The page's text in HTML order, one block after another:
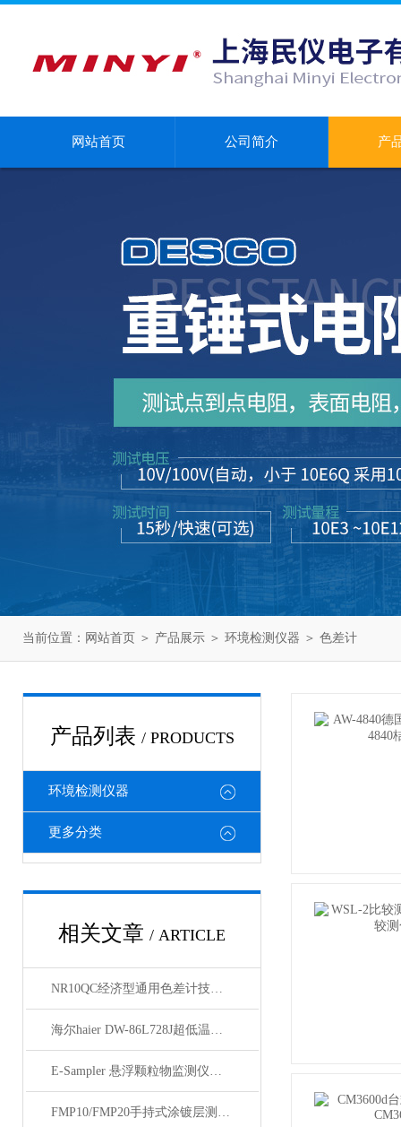
网站首页 公司简介 产
当前位置： 网站首页 ＞ 产品展示 ＞ 环境检测仪器 ＞ 色差计
产品列表 / PRODUCTS
环境检测仪器
更多分类
相关文章 / ARTICLE
NR10QC经济型通用色差计技术参数
海尔haier DW-86L728J超低温保存箱详细参数
E-Sampler 悬浮颗粒物监测仪技术参数
FMP10/FMP20手持式涂镀层测厚仪技术资料